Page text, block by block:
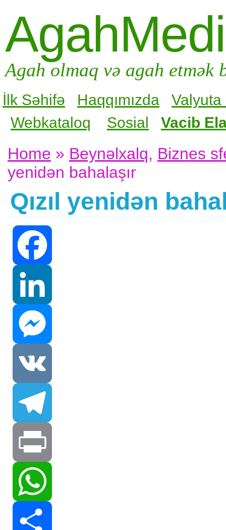
Agah olmaq və agah
İlk Səhifə Haqqımızda
Valyuta
Webkataloq
Sosial Vacib
Home » Beynəlxalq, Biznes
yenidən bahalaşır
Qızıl yenidən
Facebook
LinkedIn
Messenger
VK
Telegram
Print
WhatsApp